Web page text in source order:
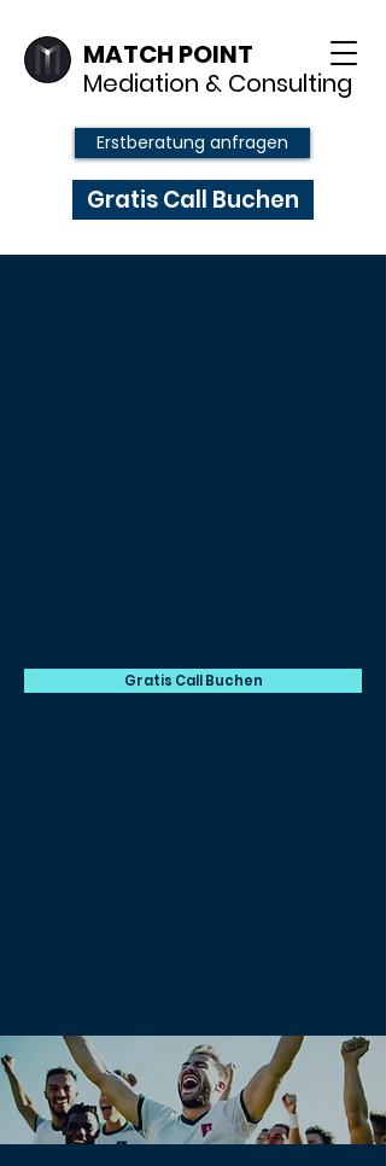
MATCH POINT
Mediation & Consulting
Erstberatung anfragen
Gratis Call Buchen
Gratis Call Buchen